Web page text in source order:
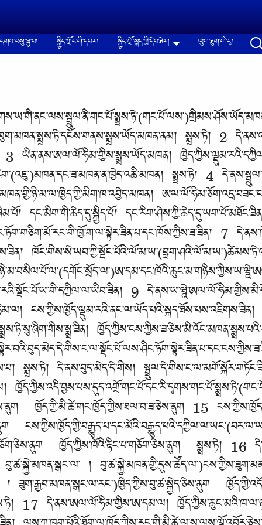
དགའ་བསུ་ཞུ་བ། སྐྱིད་གྲོང་གི་དཔར། སྐྱིད་གྲོ་སྐད་ཀྱི་དེབ་ཐེར། ལུག་ཐུག་གི་རྭ།
སྨྲས་ཏེ། 2
3 ཡིན་ནས་ཨལ་ལོ་ཧིམ་གྱིས་སྨྲས་ཡོད་མཁན།
སྨྲས་ཏེ། 4
དང་མིག་གི་ཆེད་དུ་སྐྱིད་པོ།
7
9
སྨྲས་ཏེ། དེ་ནས་བུད་མེད་དེ་གིས།
ཁྱོད་ཀྱི་མི་ཚེ་གང་ཁྱོད་ཀྱིས་ཐལ་བ་ཟ་ཅེས་ནུག 15
ཁྱོད་ཀྱིས་ཁོའི་རྟིང་པ་གཅོག་ཅེས་ནུག སྨྲས་ཏེ། 16
བུ་ཚ་སྐྱེ་མཁན་སྒང་ལ་ །
། ཟུག་རྒྱབ་མཁན་སྒང་ལ་རང་)ཁྱེད་ཀྱིས་བུ་ཚ་སྐྱེད་ཅེས་ནུག
17 དེ་ནས་ཨལ་ལོ་ཧིམ་གྱིས་ཨ་དམ་ལ།